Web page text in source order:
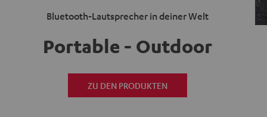
Bluetooth-Lautsprecher in deiner Welt
Portable - Outdoor
ZU DEN PRODUKTEN